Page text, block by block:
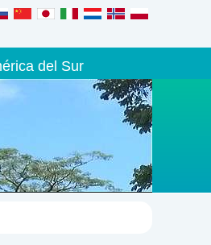
del Sur